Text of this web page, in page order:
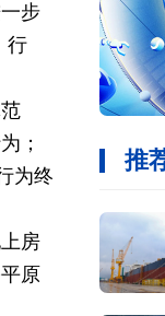
步
行
；
为终
房
原